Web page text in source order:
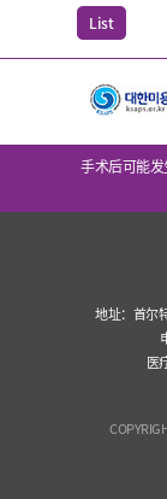
List
手术后可能
地址：首尔
医